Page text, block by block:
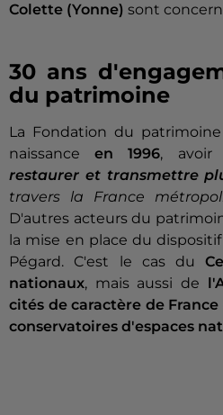
Colette (Yonne) sont
30 ans
du patrimoine
La Fondation du
naissanceen 1996, avoir
restaurer et transmettre
travers la France
D'autres acteurs du
la mise en place du
Pégard. C'est le cas du
nationaux, mais aussi de
cités de caractère de France
conservatoires d'espaces